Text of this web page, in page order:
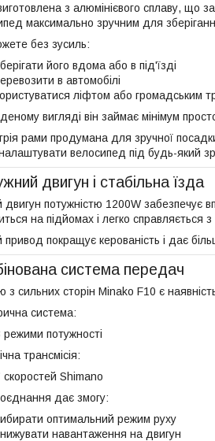
з алюмінієвого сплаву, що
максимально зручним для
без зусиль:
його вдома або в під'їзді
в автомобілі
ліфтом або громадським
вигляді він займає мінімум
рами продумана для зручної
велосипед під будь-який
двигун і стабільна їзда
двигун потужністю 1200W забезпечує
на підйомах і легко
привод покращує керованість і дає
система передач
з сильних сторін Minako F10 є
система:
режими потужності
трансмісія:
скоростей Shimano
дає змогу:
оптимальний режим руху
навантаження на двигун